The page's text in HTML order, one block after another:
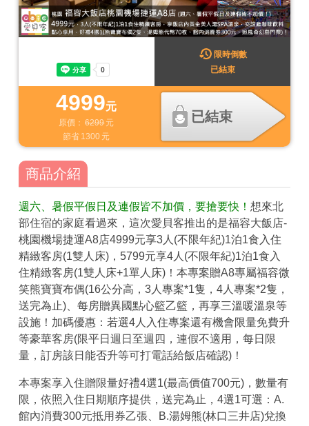
APP下載
4999元
原價： 6299元
節省 1300 元
已結束
限時倒數
已結束
商品介紹
週六、暑假平假日及連假皆不加價，要搶要快！ 想來北
部住宿的家庭看過來，這次愛貝客推出的是福容大飯店-
桃園機場捷運A8店4999元享3人(不限年紀)1泊1食入住
精緻客房(1雙人床)，5799元享4人(不限年紀)1泊1食入
住精緻客房(1雙人床+1單人床)！本專案贈A8專屬福容微
笑熊寶寶布偶(16公分高，3人專案*1隻，4人專案*2隻，
送完為止)、每房贈異國點心籃乙籃，再享三溫暖溫泉等
設施！加碼優惠：若選4人入住專案還有機會限量免費升
等豪華客房(限平日週日至週四，連假不適用，每日限
量，訂房該日能否升等可打電話給飯店確認)！
本專案享入住贈限量好禮4選1(最高價值700元)，數量有
限，依照入住日期順序提供，送完為止，4選1可選：A.
館內消費300元抵用券乙張、B.湯姆熊(林口三井店)兌換